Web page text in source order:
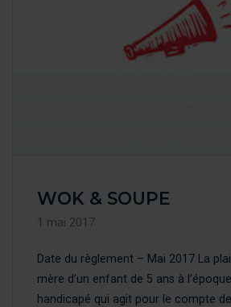
WOK & SOUPE
1 mai 2017
Date du règlement – Mai 2017 La
mère d’un enfant de 5 ans à
handicapé qui agit pour le compte